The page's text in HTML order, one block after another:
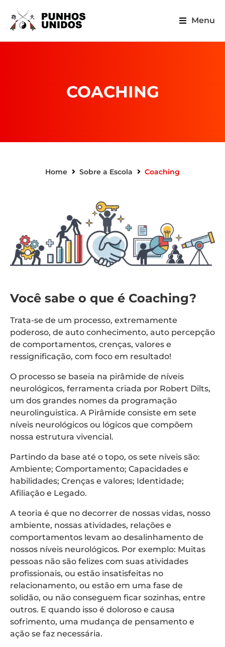
Menu
COACHING
Home Sobre a Escola Coaching
Você sabe o que é Coaching?
Trata-se de um processo, extremamente
poderoso, de auto conhecimento, auto percepção
de comportamentos, crenças, valores e
ressignificação, com foco em resultado!
O processo se baseia na pirâmide de níveis
neurológicos, ferramenta criada por Robert Dilts,
um dos grandes nomes da programação
neurolinguistica. A Pirâmide consiste em sete
níveis neurológicos ou lógicos que compõem
nossa estrutura vivencial.
Partindo da base até o topo, os sete níveis são:
Ambiente; Comportamento; Capacidades e
habilidades; Crenças e valores; Identidade;
Afiliação e Legado.
A teoria é que no decorrer de nossas vidas, nosso
ambiente, nossas atividades, relações e
comportamentos levam ao desalinhamento de
nossos níveis neurológicos. Por exemplo: Muitas
pessoas não são felizes com suas atividades
profissionais, ou estão insatisfeitas no
relacionamento, ou estão em uma fase de
solidão, ou não conseguem ficar sozinhas, entre
outros. E quando isso é doloroso e causa
sofrimento, uma mudança de pensamento e
ação se faz necessária.